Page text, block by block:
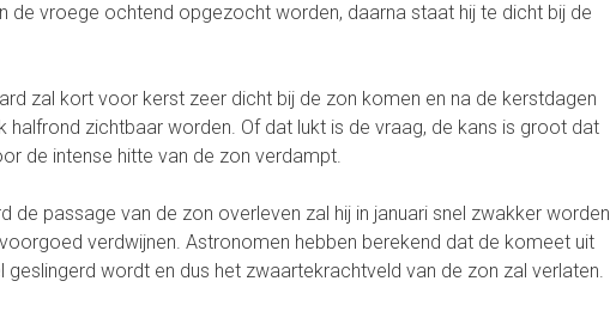
de vroege ochtend opgezocht worden, daarna staat hij te dicht bij de
zal kort voor kerst zeer dicht bij de zon komen en na de kerstdagen
halfrond zichtbaar worden. Of dat lukt is de vraag, de kans is groot dat
de intense hitte van de zon verdampt.
de passage van de zon overleven zal hij in januari snel zwakker worden
verdwijnen. Astronomen hebben berekend dat de komeet uit
geslingerd wordt en dus het zwaartekrachtveld van de zon zal verlaten.